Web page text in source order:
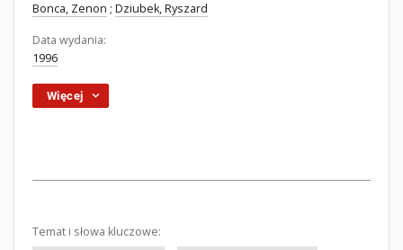
Bonca, Zenon ; Dziubek, Ryszard
Data wydania:
1996
Więcej
Temat i słowa kluczowe: